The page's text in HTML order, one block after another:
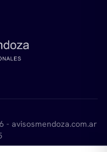
- avisosmendoza.com.ar